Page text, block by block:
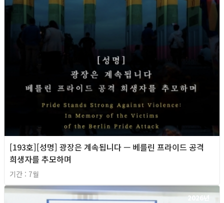
[193호][성명] 광장은 계속됩니다 — 베를린 프라이드 공격
희생자를 추모하며
기간 : 7월
2026년